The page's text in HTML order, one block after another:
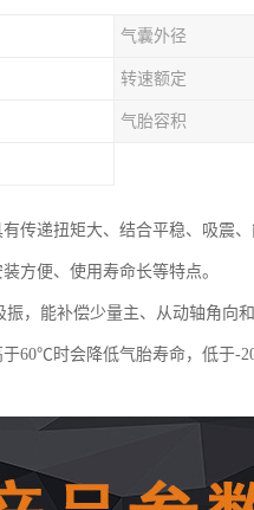
气囊外径
转速额定
气胎容积
传递扭矩大、结合平稳、吸震
方便、使用寿命长等特点。
，能补偿少量主、从动轴角向
60℃时会降低气胎寿命，低于-